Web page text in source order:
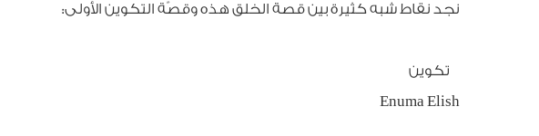
نجد نقاط شبه كثيرة بين قصة الخلق هذه وقصّة التكوين الأولى:
تكوين
Enuma Elish